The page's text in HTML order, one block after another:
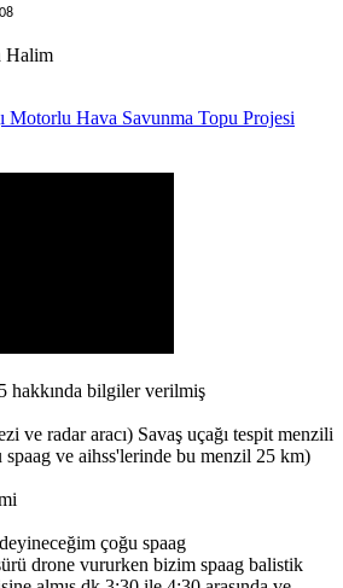
Hava Savunma Topu Projesi
hakkında bilgiler verilmiş
ve radar aracı) Savaş uçağı tespit menzili
ve aihss'lerinde bu menzil 25 km)
çoğu spaag
drone vururken bizim spaag balistik